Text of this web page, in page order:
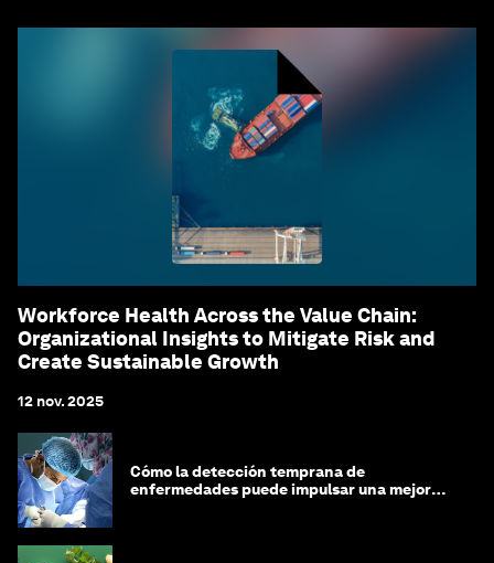
Workforce Health Across the Value Chain:
Organizational Insights to Mitigate Risk and
Create Sustainable Growth
12 nov. 2025
Cómo la detección temprana de
enfermedades puede impulsar una mejor